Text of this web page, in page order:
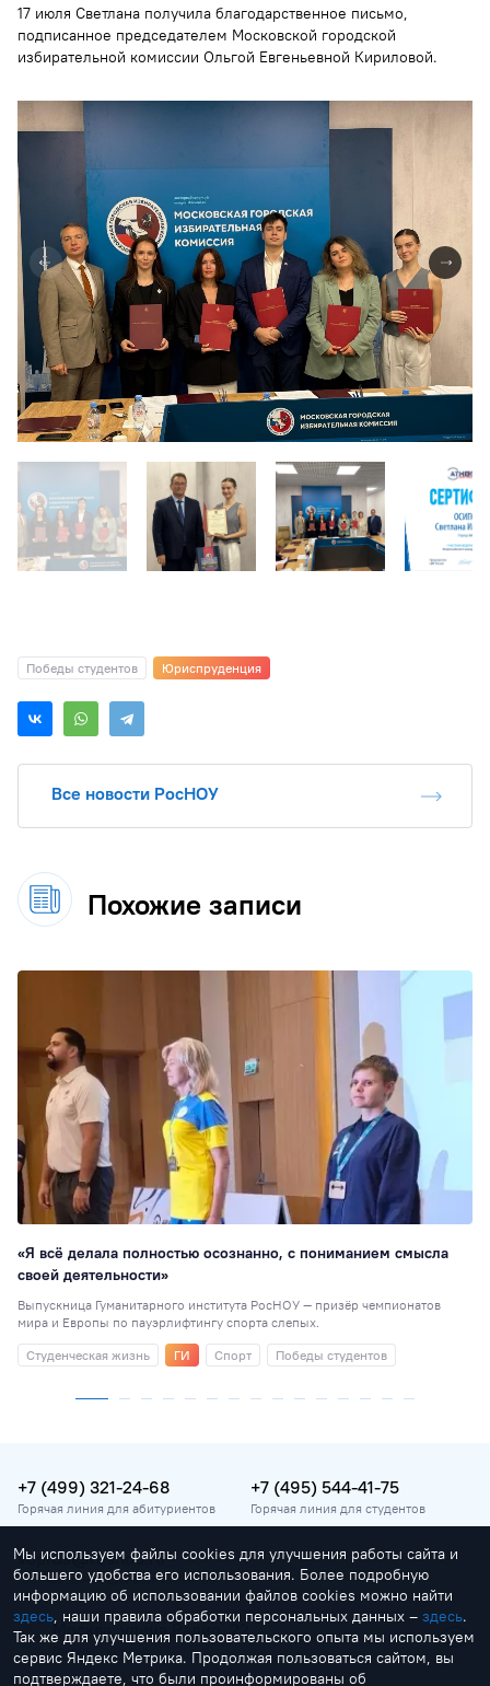
17 июля Светлана получила благодарственное письмо,
подписанное председателем Московской городской
избирательной комиссии Ольгой Евгеньевной Кириловой.
Победы студентов Юриспруденция
Все новости РосНОУ
Похожие записи
«Я всё делала полностью осознанно, с пониманием смысла
своей деятельности»
Выпускница Гуманитарного института РосНОУ — призёр чемпионатов
мира и Европы по пауэрлифтингу спорта слепых.
Студенческая жизнь
ГИ Спорт Победы студентов
+7 (499) 321-24-68
Горячая линия для абитуриентов
+7 (495) 544-41-75
Горячая линия для студентов
vopros@rosnou.ru
Горячая линия для абитуриентов
Москва, улица Радио, 22
Главный корпус
Мы используем файлы cookies для улучшения работы сайта и
большего удобства его использования. Более подробную
информацию об использовании файлов cookies можно найти
здесь, наши правила обработки персональных данных – здесь.
Так же для улучшения пользовательского опыта мы используем
сервис Яндекс Метрика. Продолжая пользоваться сайтом, вы
подтверждаете, что были проинформированы об